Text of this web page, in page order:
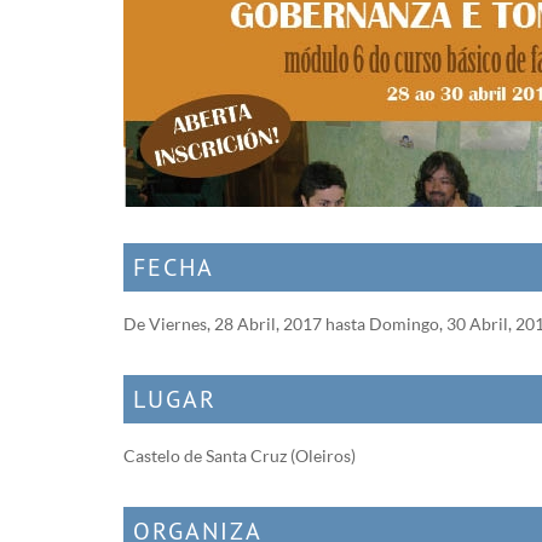
FECHA
DeViernes, 28 Abril, 2017 hasta Domingo, 30 Abril,
LUGAR
Castelo de Santa Cruz (Oleiros)
ORGANIZA